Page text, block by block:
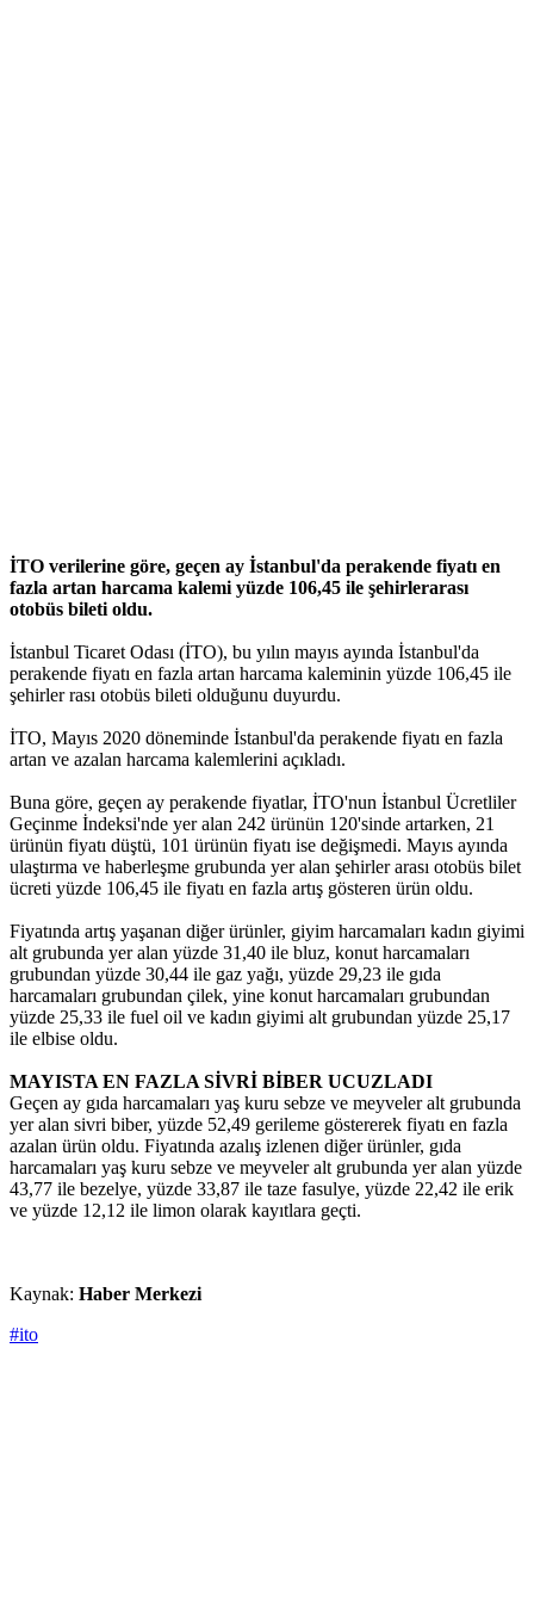
İTO verilerine göre, geçen ay İstanbul'da perakende fiyatı en
fazla artan harcama kalemi yüzde 106,45 ile şehirlerarası
otobüs bileti oldu.
İstanbul Ticaret Odası (İTO), bu yılın mayıs ayında İstanbul'da
perakende fiyatı en fazla artan harcama kaleminin yüzde 106,45 ile
şehirler rası otobüs bileti olduğunu duyurdu.
İTO, Mayıs 2020 döneminde İstanbul'da perakende fiyatı en fazla
artan ve azalan harcama kalemlerini açıkladı.
Buna göre, geçen ay perakende fiyatlar, İTO'nun İstanbul Ücretliler
Geçinme İndeksi'nde yer alan 242 ürünün 120'sinde artarken, 21
ürünün fiyatı düştü, 101 ürünün fiyatı ise değişmedi. Mayıs ayında
ulaştırma ve haberleşme grubunda yer alan şehirler arası otobüs bilet
ücreti yüzde 106,45 ile fiyatı en fazla artış gösteren ürün oldu.
Fiyatında artış yaşanan diğer ürünler, giyim harcamaları kadın giyimi
alt grubunda yer alan yüzde 31,40 ile bluz, konut harcamaları
grubundan yüzde 30,44 ile gaz yağı, yüzde 29,23 ile gıda
harcamaları grubundan çilek, yine konut harcamaları grubundan
yüzde 25,33 ile fuel oil ve kadın giyimi alt grubundan yüzde 25,17
ile elbise oldu.
MAYISTA EN FAZLA SİVRİ BİBER UCUZLADI
Geçen ay gıda harcamaları yaş kuru sebze ve meyveler alt grubunda
yer alan sivri biber, yüzde 52,49 gerileme göstererek fiyatı en fazla
azalan ürün oldu. Fiyatında azalış izlenen diğer ürünler, gıda
harcamaları yaş kuru sebze ve meyveler alt grubunda yer alan yüzde
43,77 ile bezelye, yüzde 33,87 ile taze fasulye, yüzde 22,42 ile erik
ve yüzde 12,12 ile limon olarak kayıtlara geçti.
Kaynak: Haber Merkezi
#ito